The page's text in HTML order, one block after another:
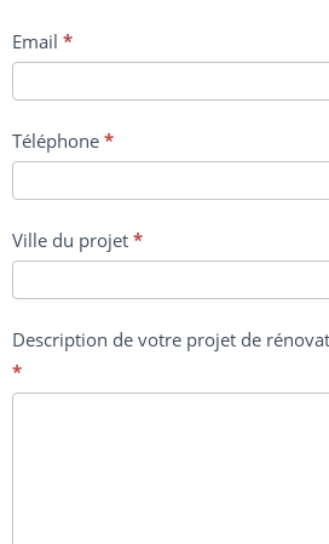
Email *
Téléphone *
Ville du projet *
Description de votre projet de
*